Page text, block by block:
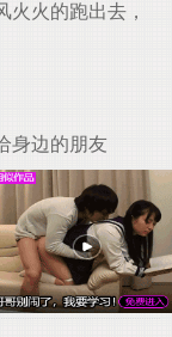
火的跑出去，
身边的朋友